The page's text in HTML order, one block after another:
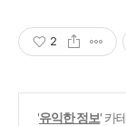
2
'유익한 정보' 카